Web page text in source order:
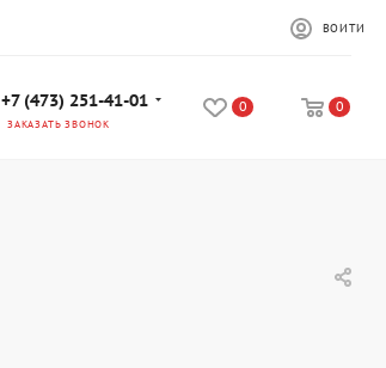
ВОЙТИ
+7 (473) 251-41-01
ЗАКАЗАТЬ ЗВОНОК
0 0